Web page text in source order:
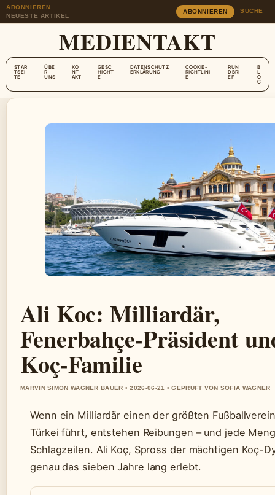
ABONNIEREN
NEUESTE ARTIKEL
ABONNIEREN SUCHE
MEDIENTAKT
STAR
TSEI
TE
ÜBE
R
UNS
KO
NT
AKT
GESC
HICHT
E
DATENSCHUTZ
ERKLÄRUNG
COOKIE-
RICHTLINI
E
RUN
DBRI
EF
B
L
O
G
Ali Koc: Milliardär,
Fenerbahçe-Präsident
Koç-Familie
MARVIN SIMON WAGNER BAUER • 2026-06-21 • GEPRUFT VON SOFIA WAGNER
Wenn ein Milliardär einen der größten
Türkei führt, entstehen Reibungen – und jede
Schlagzeilen. Ali Koç, Spross der mächtigen Koç-
genau das sieben Jahre lang erlebt.